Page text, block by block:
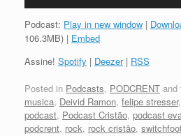
Podcast: Play in new window |
106.3MB) | Embed
Assine! Spotify | Deezer| RSS
Posted in Podcasts, PODCRENT and
musica, Deivid Ramon, felipe stresser,
podcast, Podcast Cristão, podcast
podcrent, rock, rock cristão,